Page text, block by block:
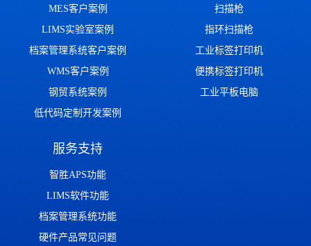
MES客户案例
LIMS实验室案例
档案管理系统客户案例
WMS客户案例
钢贸系统案例
低代码定制开发案例
扫描枪
指环扫描枪
工业标签打印机
便携标签打印机
工业平板电脑
服务支持
智胜APS功能
LIMS软件功能
档案管理系统功能
硬件产品常见问题